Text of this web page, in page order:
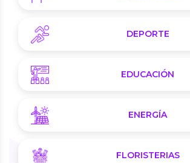
DEPORTE
EDUCACIÓN
ENERGÍA
FLORISTERIAS